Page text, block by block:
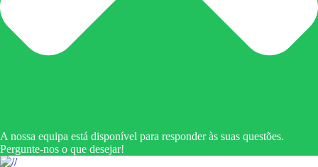
A nossa equipa está disponível para responder às suas questões.
Pergunte-nos o que desejar!